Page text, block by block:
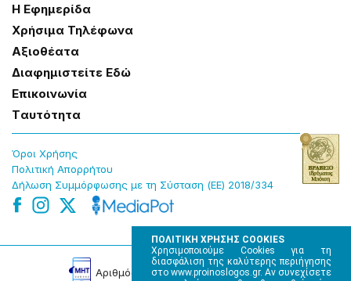
ΠΟΛΙΤΙΚΗ ΧΡΗΣΗΣ COOKIES
Χρησιμοποιούμε Cookies για τη
διασφάλιση της καλύτερης περιήγησης
στο www.proinoslogos.gr. Αν συνεχίσετε
Η Εφημερίδα
Χρήσɩμα Τηλέφωνα
Αξɩοθέατα
Δɩαφημɩστείτε Εδώ
Επɩκοɩνωνία
Tαυτότητα
Όροɩ Χρήσης
Πολɩτɩκή Απορρήτου
Δήλωση Συμμόρφωσης με τη Σύσταση (ΕΕ) 2018/334
Αρɩθμός Πɩστοποίησης Μ.Η.Τ. 220242